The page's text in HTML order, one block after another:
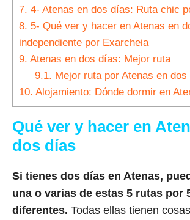
7. 4- Atenas en dos días: Ruta chic
8. 5- Qué ver y hacer en Atenas en
independiente por Exarcheia
9. Atenas en dos días: Mejor ruta
9.1. Mejor ruta por Atenas en dos
10. Alojamiento: Dónde dormir en
Qué ver y hacer en
dos días
Si tienes dos días en Atenas,
una o varias de estas 5 rutas por
diferentes. Todas ellas tienen